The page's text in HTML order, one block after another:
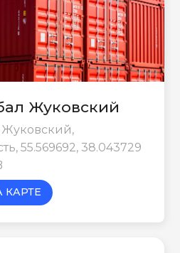
Жуковский
55.569692, 38.043729
КАРТЕ